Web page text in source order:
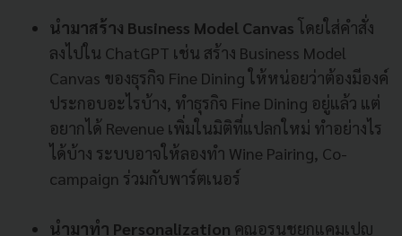
นำมาสร้าง Business Model Canvas โดยใส่คำสั่ง
ลงไปใน ChatGPT เช่น สร้าง Business Model
Canvas ของธุรกิจ Fine Dining ให้หน่อยว่าต้องมีองค์
ประกอบอะไรบ้าง, ทำธุรกิจ Fine Dining อยู่แล้ว แต่
อยากได้ Revenue เพิ่มในมิติที่แปลกใหม่ ทำอย่างไร
ได้บ้าง ระบบอาจให้ลองทำ Wine Pairing, Co-
campaign ร่วมกับพาร์ตเนอร์
นำมาทำ Personalization คุณอรนุชยกแคมเปญ